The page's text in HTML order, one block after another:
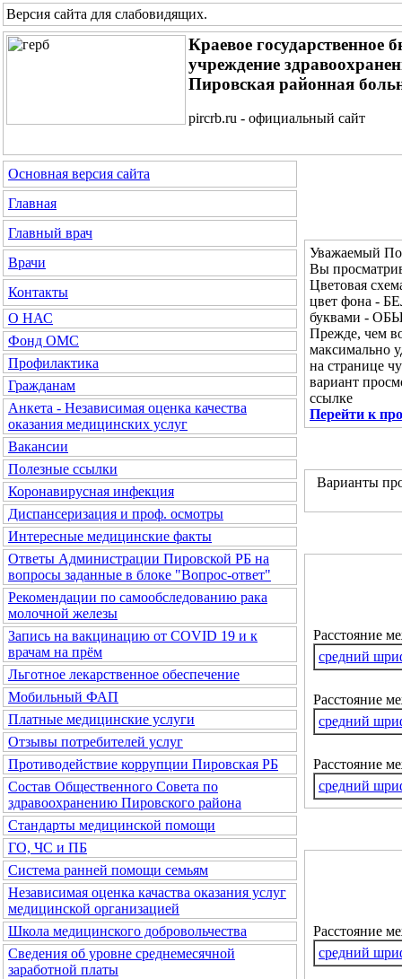
Версия сайта для слабовидящих.
Краевое государственное
учреждение
Пировская районная
pircrb.ru - официальный сайт
Основная версия сайта
Главная
Главный врач
Врачи
Контакты
О НАС
Фонд ОМС
Профилактика
Гражданам
Анкета - Независимая оценка качества
оказания медицинских услуг
Вакансии
Полезные ссылки
Коронавирусная инфекция
Диспансеризация и проф. осмотры
Интересные медицинские факты
Ответы Администрации Пировской РБ на
вопросы заданные в блоке "Вопрос-ответ"
Рекомендации по самообследованию рака
молочной железы
Запись на вакцинацию от COVID 19 и к
врачам на прём
Льготное лекарственное обеспечение
Мобильный ФАП
Платные медицинские услуги
Отзывы потребителей услуг
Противодействие коррупции Пировская РБ
Состав Общественного Совета по
здравоохранению Пировского района
Стандарты медицинской помощи
ГО, ЧС и ПБ
Система ранней помощи семьям
Независимая оценка качаства оказания услуг
медицинской организацией
Школа медицинского добровольчества
Сведения об уровне среднемесячной
заработной платы
Уважаемый
Вы
Цветовая
цвет фона -
буквами -
Прежде, чем
максимально
на странице
вариант
ссылке
Перейти к
Варианты
Расстояние
средний
Расстояние
средний
Расстояние
средний
Расстояние
средний